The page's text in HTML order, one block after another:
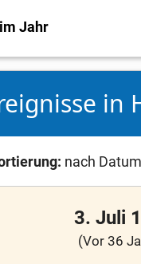
Jahr
in
nach
3. Juli
(Vor 36